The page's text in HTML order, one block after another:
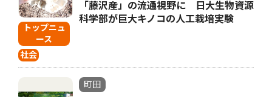
トップニュ
ース
社会
「藤沢産」の流通視野に 日大生物資源
科学部が巨大キノコの人工栽培実験
町田